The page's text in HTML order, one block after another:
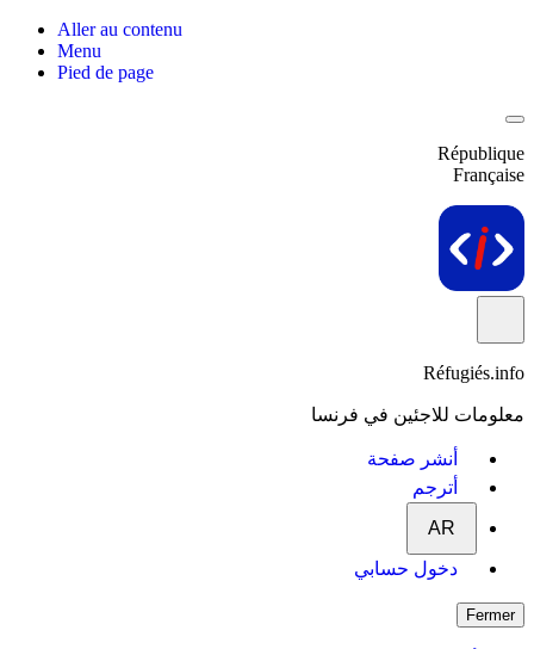
Aller au contenu
Menu
Pied de page
République
Française
Réfugiés.info
معلومات للاجئين في فرنسا
أنشر صفحة
أترجم
AR
دخول حسابي
Fermer